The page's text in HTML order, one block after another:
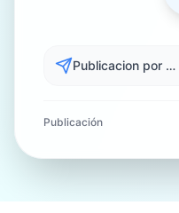
Publicacion por Lotes
Publicación